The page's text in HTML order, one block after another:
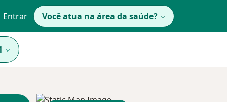
Entrar Você atua na área da saúde?